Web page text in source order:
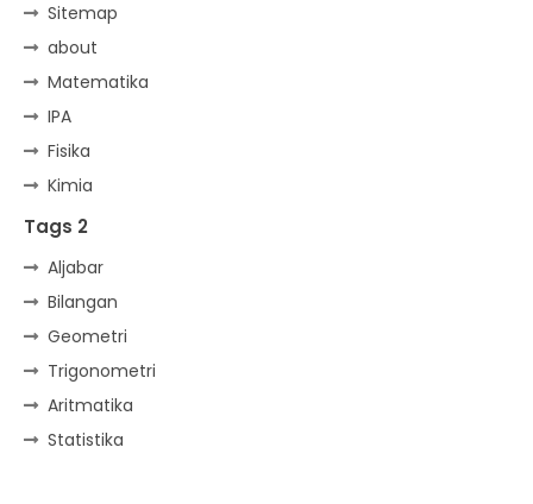
Sitemap
about
Matematika
IPA
Fisika
Kimia
Tags 2
Aljabar
Bilangan
Geometri
Trigonometri
Aritmatika
Statistika